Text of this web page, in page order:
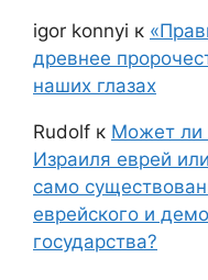
igor konnyi к
древнее
наших глазах
Rudolf к Может ли
Израиля еврей
само
еврейского и
государства?